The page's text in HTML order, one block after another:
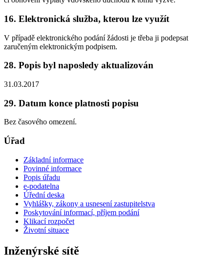
16. Elektronická služba, kterou lze využít
V případě elektronického podání žádosti je třeba ji podepsat
zaručeným elektronickým podpisem.
28. Popis byl naposledy aktualizován
31.03.2017
29. Datum konce platnosti popisu
Bez časového omezení.
Úřad
Základní informace
Povinné informace
Popis úřadu
e-podatelna
Úřední deska
Vyhlášky, zákony a usnesení zastupitelstva
Poskytování informací, příjem podání
Klikací rozpočet
Životní situace
Inženýrské sítě